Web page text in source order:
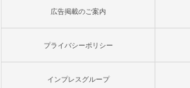
広告掲載のご案内
プライバシーポリシー
インプレスグループ